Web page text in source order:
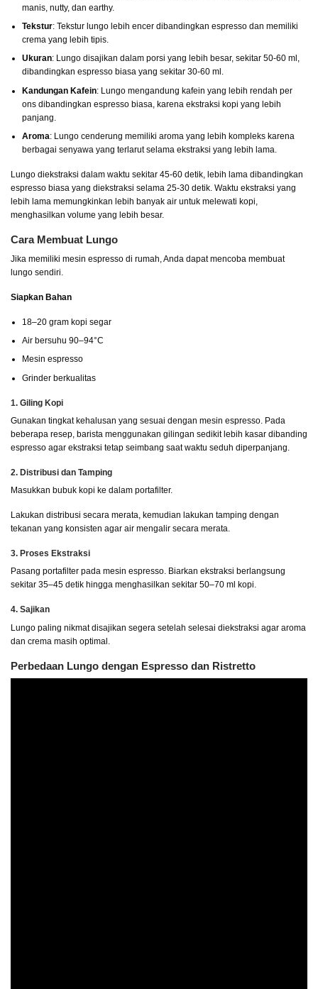
manis, nutty, dan earthy.
Tekstur: Tekstur lungo lebih encer dibandingkan espresso dan memiliki
crema yang lebih tipis.
Ukuran: Lungo disajikan dalam porsi yang lebih besar, sekitar 50-60 ml,
dibandingkan espresso biasa yang sekitar 30-60 ml.
Kandungan Kafein: Lungo mengandung kafein yang lebih rendah per
ons dibandingkan espresso biasa, karena ekstraksi kopi yang lebih
panjang.
Aroma: Lungo cenderung memiliki aroma yang lebih kompleks karena
berbagai senyawa yang terlarut selama ekstraksi yang lebih lama.
Lungo diekstraksi dalam waktu sekitar 45-60 detik, lebih lama dibandingkan
espresso biasa yang diekstraksi selama 25-30 detik. Waktu ekstraksi yang
lebih lama memungkinkan lebih banyak air untuk melewati kopi,
menghasilkan volume yang lebih besar.
Cara Membuat Lungo
Jika memiliki mesin espresso di rumah, Anda dapat mencoba membuat
lungo sendiri.
Siapkan Bahan
18–20 gram kopi segar
Air bersuhu 90–94°C
Mesin espresso
Grinder berkualitas
1. Giling Kopi
Gunakan tingkat kehalusan yang sesuai dengan mesin espresso. Pada
beberapa resep, barista menggunakan gilingan sedikit lebih kasar dibanding
espresso agar ekstraksi tetap seimbang saat waktu seduh diperpanjang.
2. Distribusi dan Tamping
Masukkan bubuk kopi ke dalam portafilter.
Lakukan distribusi secara merata, kemudian lakukan tamping dengan
tekanan yang konsisten agar air mengalir secara merata.
3. Proses Ekstraksi
Pasang portafilter pada mesin espresso. Biarkan ekstraksi berlangsung
sekitar 35–45 detik hingga menghasilkan sekitar 50–70 ml kopi.
4. Sajikan
Lungo paling nikmat disajikan segera setelah selesai diekstraksi agar aroma
dan crema masih optimal.
Perbedaan Lungo dengan Espresso dan Ristretto